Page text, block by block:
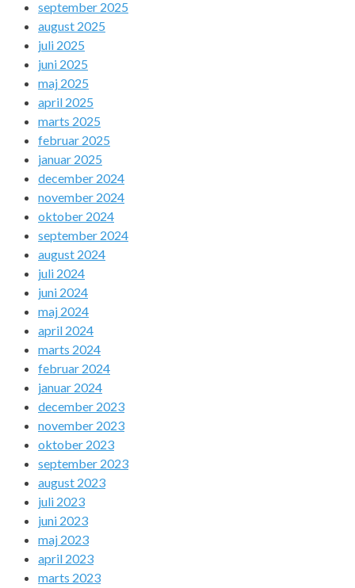
september 2025
august 2025
juli 2025
juni 2025
maj 2025
april 2025
marts 2025
februar 2025
januar 2025
december 2024
november 2024
oktober 2024
september 2024
august 2024
juli 2024
juni 2024
maj 2024
april 2024
marts 2024
februar 2024
januar 2024
december 2023
november 2023
oktober 2023
september 2023
august 2023
juli 2023
juni 2023
maj 2023
april 2023
marts 2023